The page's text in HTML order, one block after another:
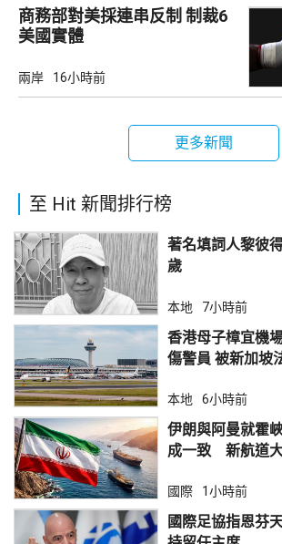
商務部對美採連串反制 制裁6
美國實體
兩岸 16小時前
更多新聞
至 Hit 新聞排行榜
著名填詞人黎彼得逝世
歲
本地 7小時前
香港母子樟宜機
傷警員 被新
本地 6小時前
伊朗與阿曼就霍
成一致 新航道
國際 1小時前
國際足協指恩芬